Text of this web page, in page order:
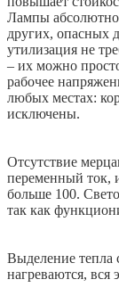
Лампы абсолютно
других, опасных
утилизация не
– их можно
рабочее
любых местах:
исключены.
Отсутствие
переменный ток,
больше 100.
так как
Выделение тепла
нагреваются, вся